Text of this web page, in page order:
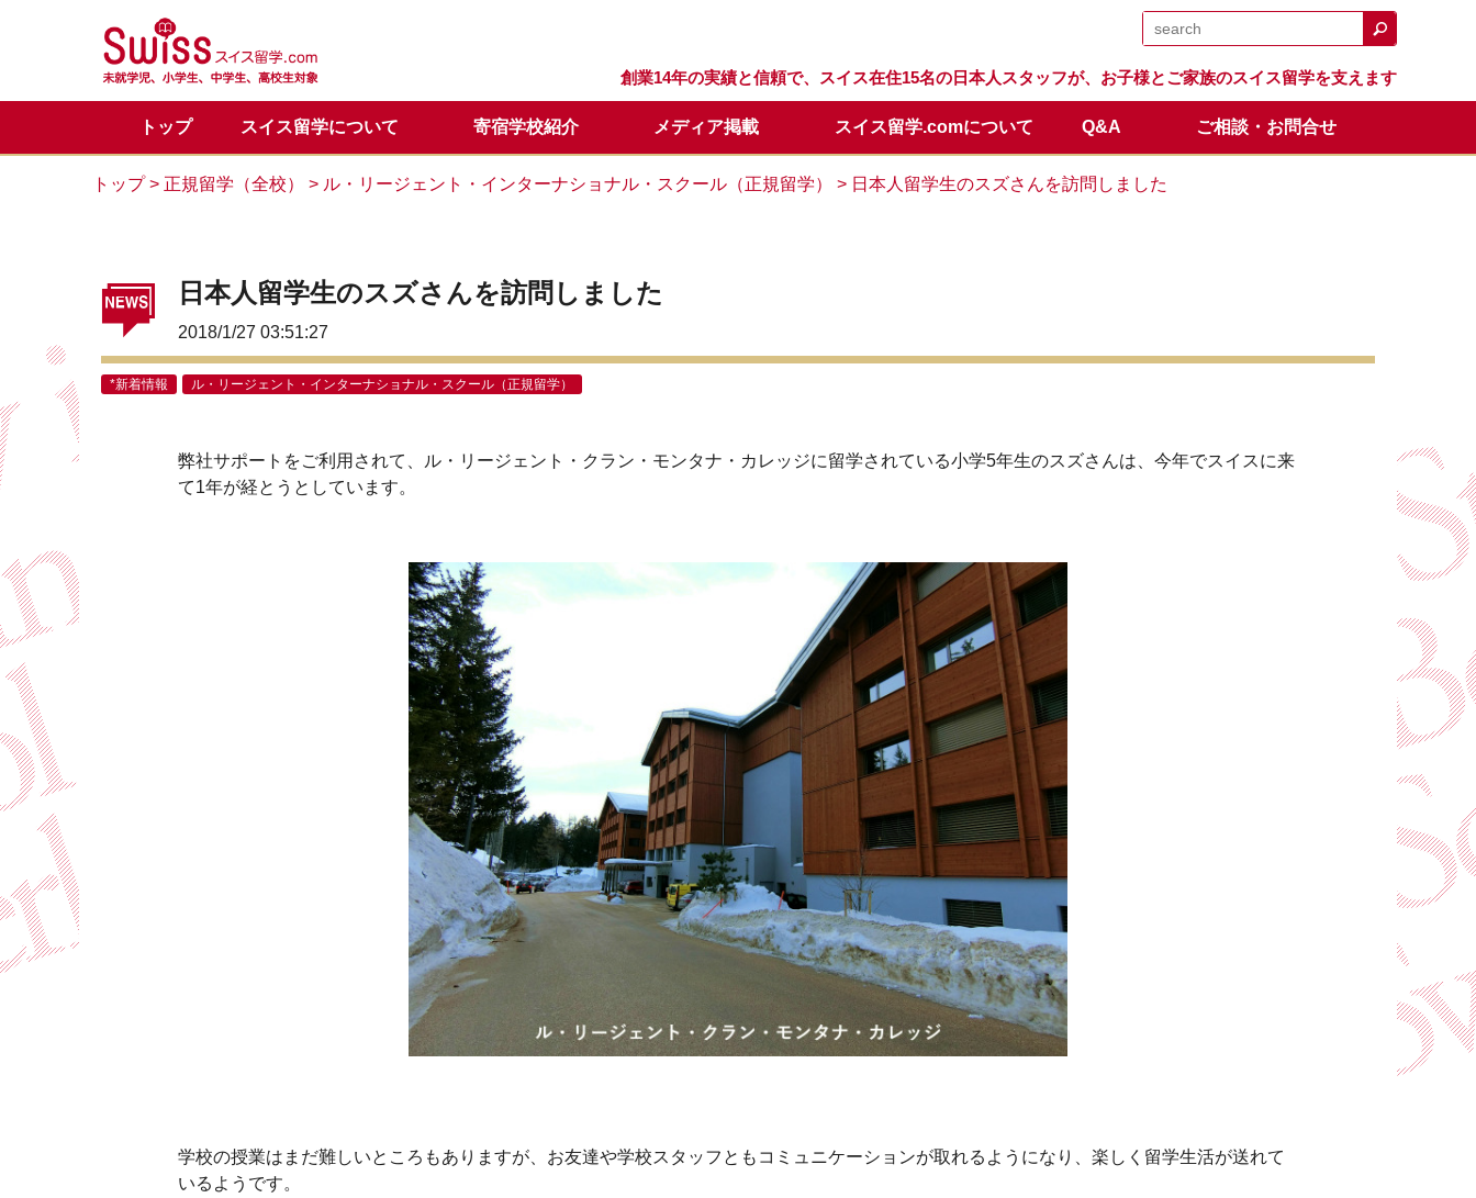
創業14年の実績と信頼で、スイス在住15名の日本人スタッフが、お子様とご家族のスイス留学を支えます
トップ スイス留学について
スイス留学の魅力 目的別留学プログラム 留学の流れ 留学生の声
寄宿学校紹介
正規留学 サマースクール ウィンターキャンプ 体験留学
メディア掲載
メディア掲載一覧
スイス留学.comについて
代表からのご挨拶 スイス留学.comが選ばれる理由 スタッフ紹介 スイス留学.comのサポート
Q&A
正規留学Q&A サマースクールQ&A 留学開始時期について 卒業生の成績と進路
ご相談・お問合せ
お問い合わせ カウンセリング 日本での説明会・個別面談日程 オンライン説明会
トップ> 正規留学（全校） > ル・リージェント・インターナショナル・スクール（正規留学） > 日本人留学生のスズさんを訪問しました
日本人留学生のスズさんを訪問しました
2018/1/27 03:51:27
*新着情報 ル・リージェント・インターナショナル・スクール（正規留学）
弊社サポートをご利用されて、ル・リージェント・クラン・モンタナ・カレッジに留学されている小学5年生のスズさんは、今年でスイスに来
て1年が経とうとしています。
学校の授業はまだ難しいところもありますが、お友達や学校スタッフともコミュニケーションが取れるようになり、楽しく留学生活が送れて
いるようです。